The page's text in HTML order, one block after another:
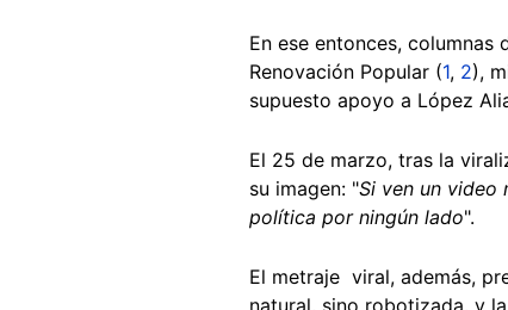
En ese entonces,
Renovación Popular (1, 2),
supuesto apoyo a López
El 25 de marzo, tras la
su imagen: "Si ven un video
política por ningún lado".
El metraje viral, además,
natural, sino robotizada, y